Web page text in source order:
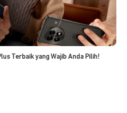
Terbaik yang Wajib Anda Pilih!